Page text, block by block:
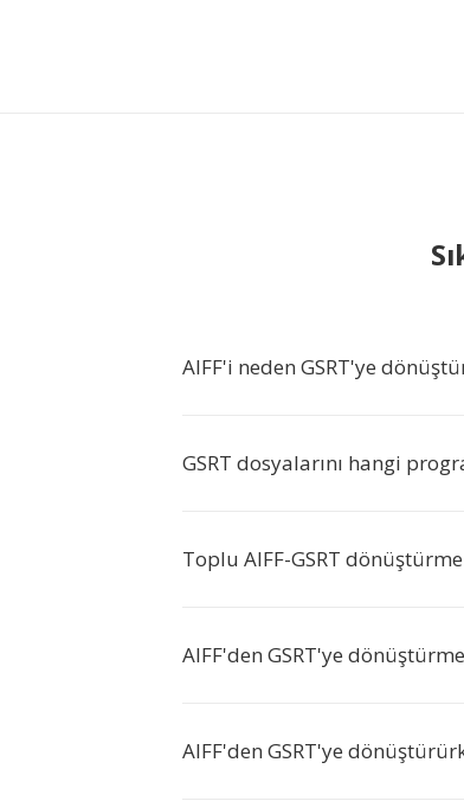
AIFF'i neden GSRT'ye
GSRT dosyalarını hangi
Toplu AIFF-GSRT
AIFF'den GSRT'ye
AIFF'den GSRT'ye